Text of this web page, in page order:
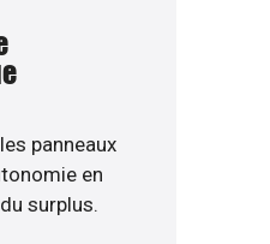
panneaux
en
surplus.